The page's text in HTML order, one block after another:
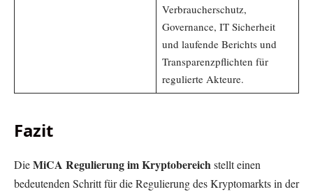
Verbraucherschutz,
Governance, IT Sicherheit
und laufende Berichts und
Transparenzpflichten für
regulierte Akteure.
Fazit
DieMiCA Regulierung im Kryptobereichstellt einen
bedeutenden Schritt für die Regulierung des Kryptomarkts in der